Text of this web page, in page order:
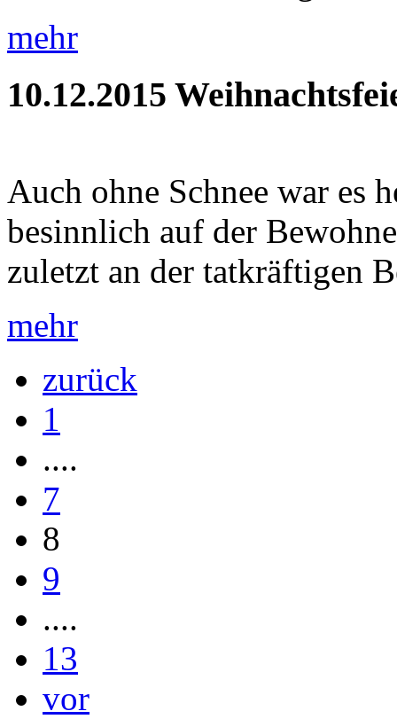
mehr
10.12.2015
Auch ohne Schnee war es
besinnlich auf der
zuletzt an der tatkräftigen
mehr
zurück
1
....
7
8
9
....
13
vor